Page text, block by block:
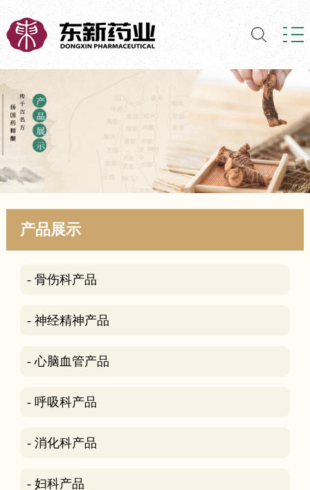
产品展示
- 骨伤科产品
- 神经精神产品
- 心脑血管产品
- 呼吸科产品
- 消化科产品
- 妇科产品